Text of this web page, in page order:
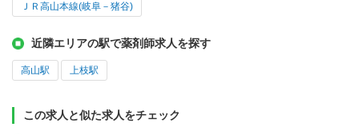
ＪＲ高山本線(岐阜－猪谷)
近隣エリアの駅で薬剤師求人を探す
高山駅 上枝駅
この求人と似た求人をチェック